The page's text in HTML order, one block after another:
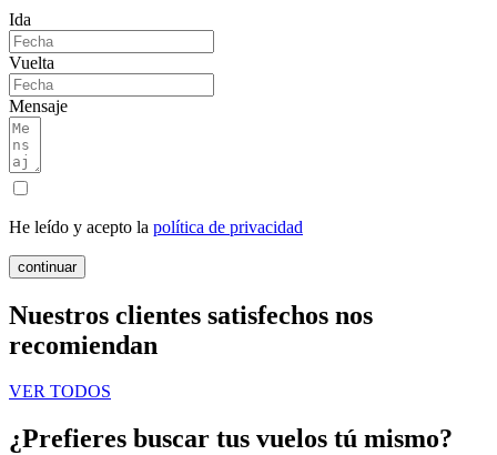
Ida
Vuelta
Mensaje
He leído y acepto la política de privacidad
continuar
Nuestros clientes satisfechos nos
recomiendan
VER TODOS
¿Prefieres buscar tus vuelos tú mismo?